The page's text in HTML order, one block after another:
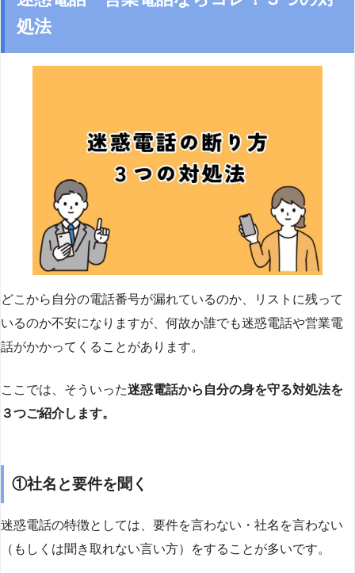
処法
どこから自分の電話番号が漏れているのか、リストに残って
いるのか不安になりますが、何故か誰でも迷惑電話や営業電
話がかかってくることがあります。
ここでは、そういった迷惑電話から自分の身を守る対処法を
３つご紹介します。
①社名と要件を聞く
迷惑電話の特徴としては、要件を言わない・社名を言わない
（もしくは聞き取れない言い方）をすることが多いです。